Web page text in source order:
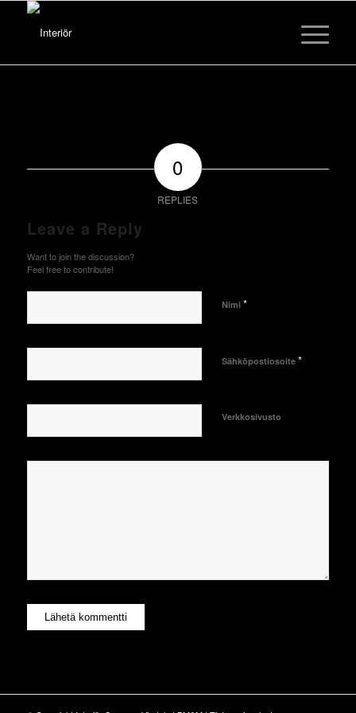
0
REPLIES
Leave a Reply
Want to join the discussion?
Feel free to contribute!
Nimi *
Sähköpostiosoite *
Verkkosivusto